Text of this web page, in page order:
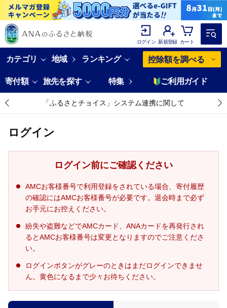
ログイン 新規登録 カート
カテゴリ 地域 ランキング 控除額を調べる
寄付額 旅先を探す 特集 ご利用ガイド
「ふるさとチョイス」システム連携に関して
ログイン
ログイン前にご確認ください
AMCお客様番号で利用登録をされている場合、寄付履歴
の確認にはAMCお客様番号が必要です。退会時まで必ず
お手元にお控えください。
紛失や盗難などでAMCカード、ANAカードを再発行され
るとAMCお客様番号は変更となりますのでご注意くださ
い。
ログインボタンがグレーのときはまだログインできませ
ん。黄色になるまで少々お待ちください。